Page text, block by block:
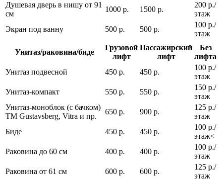
Душевая дверь в нишу от 91
см
1000 р. 1500 р.
200 р./
этаж
Экран под ванну
500 р. 500 р.
100 р./
этаж
Унитаз/раковина/биде
Грузовой
лифт
Пассажирский
лифт
Без
лифта
Унитаз подвесной
450 р. 450 р.
100 р./
этаж
Унитаз-компакт
550 р. 550 р.
150 р./
этаж
Унитаз-моноблок (с бачком)
ТМ Gustavsberg, Vitra и пр.
650 р. 900 р.
125 р./
этаж
Биде
450 р. 450 р.
100 р./
этаж<
Раковина до 60 см
400 р. 400 р.
100 р./
этаж
Раковина от 61 см
600 р. 600 р.
125 р./
этаж